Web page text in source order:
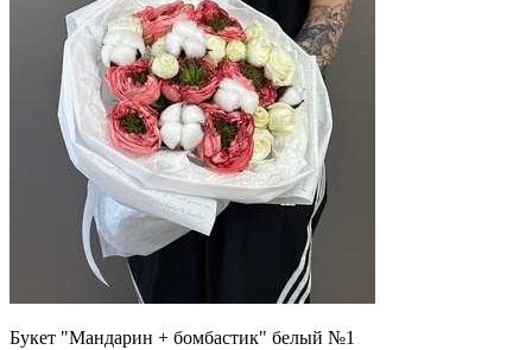
Букет "Мандарин + бомбастик" белый №1